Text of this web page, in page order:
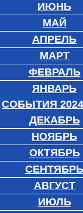
ИЮНЬ
МАЙ
АПРЕЛЬ
МАРТ
ФЕВРАЛЬ
ЯНВАРЬ
СОБЫТИЯ 2024
ДЕКАБРЬ
НОЯБРЬ
ОКТЯБРЬ
СЕНТЯБРЬ
АВГУСТ
ИЮЛЬ